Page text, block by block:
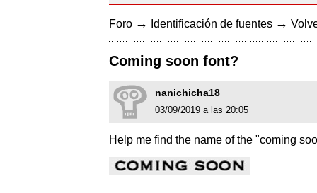
Foro → Identificación de fuentes →
Coming soon font?
nanichicha18
03/09/2019 a las 20:05
Help me find the name of the "coming